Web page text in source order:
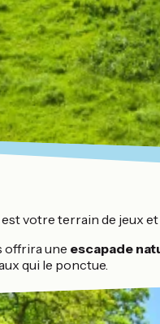
est votre terrain de jeux
offrira une escapade
qui le ponctue.